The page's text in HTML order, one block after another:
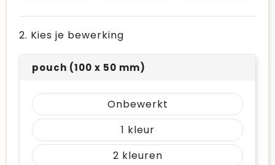
2. Kies je bewerking
pouch (100 x 50 mm)
Onbewerkt
1
2